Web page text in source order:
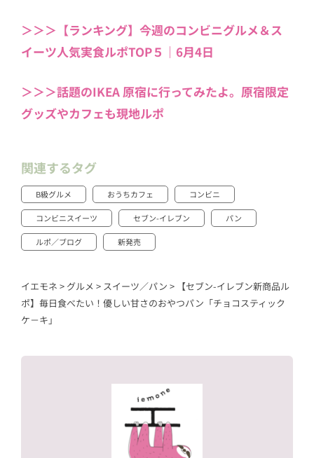
＞＞＞【ランキング】今週のコンビニグルメ＆ス
イーツ人気実食ルポTOP５｜6月4日
＞＞＞話題のIKEA 原宿に行ってみたよ。原宿限定
グッズやカフェも現地ルポ
関連するタグ
B級グルメ おうちカフェ コンビニ
コンビニスイーツ セブン-イレブン パン
ルポ／ブログ 新発売
イエモネ > グルメ > スイーツ／パン > 【セブン-イレブン新商品ル
ポ】毎日食べたい！優しい甘さのおやつパン「チョコスティック
ケ－キ」